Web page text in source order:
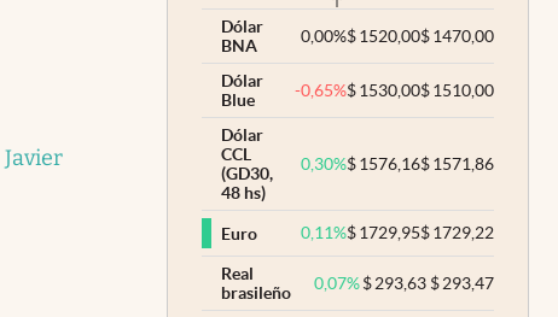
Javier
Dólar
BNA
0,00%$1520,00$1470,00
Dólar
Blue
-0,65%$1530,00$1510,00
Dólar
CCL
(GD30,
48 hs)
0,30%$1576,16$1571,86
Euro 0,11%$1729,95$1729,22
Real
brasileño
0,07% $293,63 $293,47